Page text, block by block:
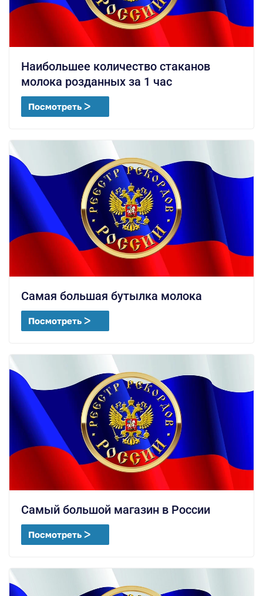
Наибольшее количество стаканов
молока розданных за 1 час
Посмотреть ᐳ
Самая большая бутылка молока
Посмотреть ᐳ
Самый большой магазин в России
Посмотреть ᐳ